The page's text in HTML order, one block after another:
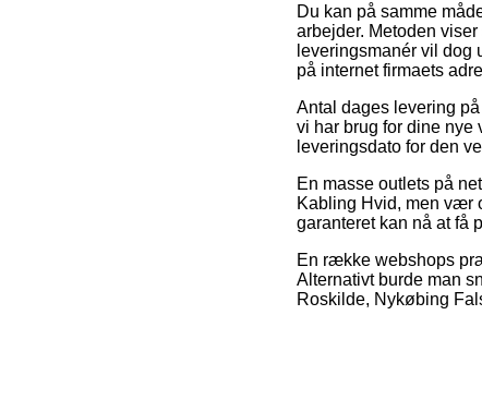
Du kan på samme
arbejder. Metoden
leveringsmanér vil
på internet firmaets
Antal dages levering
vi har brug for dine nye
leveringsdato for den
En masse outlets på
Kabling Hvid, men vær
garanteret kan nå at få
En række webshops
Alternativt burde man
Roskilde, Nykøbing